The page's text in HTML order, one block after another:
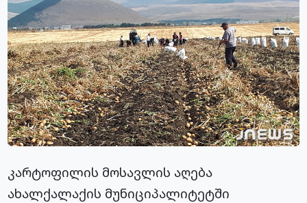
კარტოფილის მოსავლის აღება
ახალქალაქის მუნიციპალიტეტში